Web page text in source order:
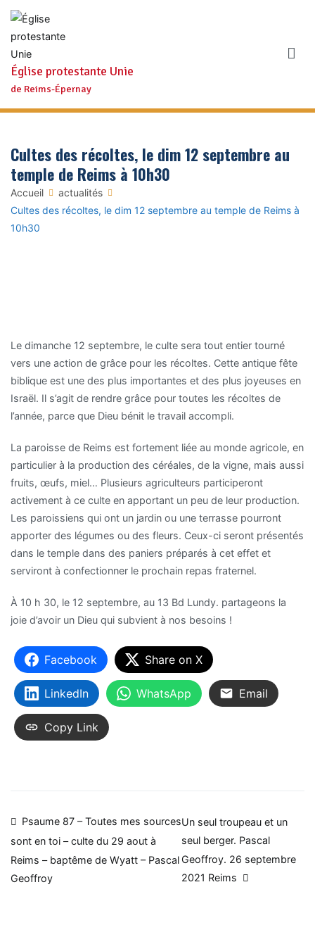
Aller
contenu
Église protestante Unie
de Reims-Épernay
Cultes des récoltes, le dim 12 septembre au
temple de Reims à 10h30
Accueil
actualités
Cultes des récoltes, le dim 12 septembre au temple de Reims à
10h30
Le dimanche 12 septembre, le culte sera tout entier tourné
vers une action de grâce pour les récoltes. Cette antique fête
biblique est une des plus importantes et des plus joyeuses en
Israël. Il s’agit de rendre grâce pour toutes les récoltes de
l’année, parce que Dieu bénit le travail accompli.
La paroisse de Reims est fortement liée au monde agricole, en
particulier à la production des céréales, de la vigne, mais aussi
fruits, œufs, miel… Plusieurs agriculteurs participeront
activement à ce culte en apportant un peu de leur production.
Les paroissiens qui ont un jardin ou une terrasse pourront
apporter des légumes ou des fleurs. Ceux-ci seront présentés
dans le temple dans des paniers préparés à cet effet et
serviront à confectionner le prochain repas fraternel.
À 10 h 30, le 12 septembre, au 13 Bd Lundy. partageons la
joie d’avoir un Dieu qui subvient à nos besoins !
Facebook Share on X
LinkedIn WhatsApp Email
Copy Link
Navigation
de
l’article
Psaume 87 – Toutes mes sources
sont en toi – culte du 29 aout à
Reims – baptême de Wyatt – Pascal
Geoffroy
Un seul troupeau et un
seul berger. Pascal
Geoffroy. 26 septembre
2021 Reims